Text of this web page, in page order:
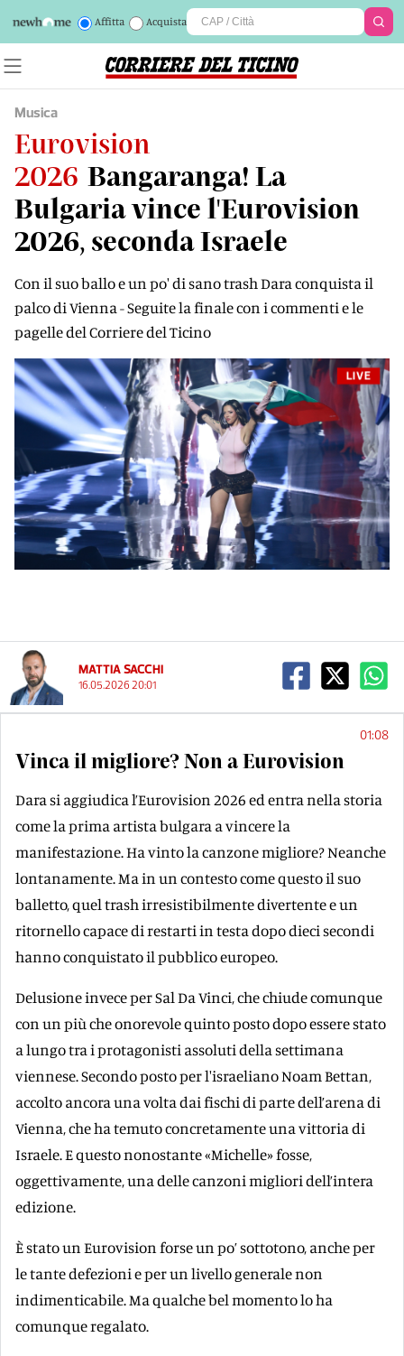
Affitta Acquista
Musica
Eurovision
2026 Bangaranga! La
Bulgaria vince l'Eurovision
2026, seconda Israele
Con il suo ballo e un po' di sano trash Dara conquista il
palco di Vienna - Seguite la finale con i commenti e le
pagelle del Corriere del Ticino
LIVE
MATTIA SACCHI
16.05.2026 20:01
01:08
Vinca il migliore? Non a Eurovision
Dara si aggiudica l’Eurovision 2026 ed entra nella storia
come la prima artista bulgara a vincere la
manifestazione. Ha vinto la canzone migliore? Neanche
lontanamente. Ma in un contesto come questo il suo
balletto, quel trash irresistibilmente divertente e un
ritornello capace di restarti in testa dopo dieci secondi
hanno conquistato il pubblico europeo.
Delusione invece per Sal Da Vinci, che chiude comunque
con un più che onorevole quinto posto dopo essere stato
a lungo tra i protagonisti assoluti della settimana
viennese. Secondo posto per l'israeliano Noam Bettan,
accolto ancora una volta dai fischi di parte dell’arena di
Vienna, che ha temuto concretamente una vittoria di
Israele. E questo nonostante «Michelle» fosse,
oggettivamente, una delle canzoni migliori dell’intera
edizione.
È stato un Eurovision forse un po’ sottotono, anche per
le tante defezioni e per un livello generale non
indimenticabile. Ma qualche bel momento lo ha
comunque regalato.